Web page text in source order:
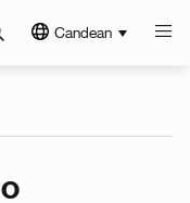
Candean